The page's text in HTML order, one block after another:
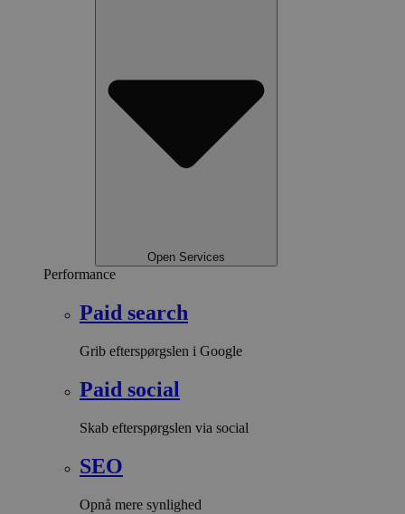
Open Services
Performance
Paid search
Grib efterspørgslen i Google
Paid social
Skab efterspørgslen via social
SEO
Opnå mere synlighed